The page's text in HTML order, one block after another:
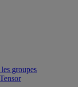
groupes